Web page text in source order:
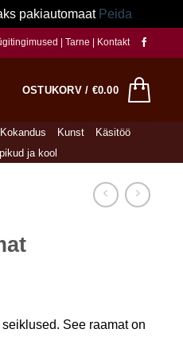
pakiautomaat Peida
|Tarne Kontakt
OSTUKORV / €0.00
Kokandus Kunst
Käsitöö
ja kool
See raamat on